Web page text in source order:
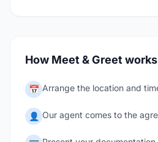
How Meet & Greet works
📅 Arrange the location and
👤 Our agent comes to the